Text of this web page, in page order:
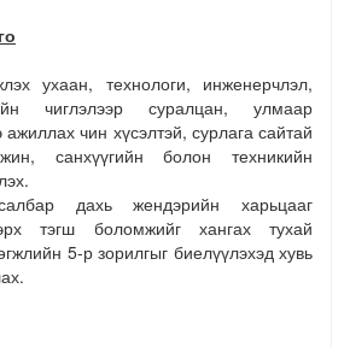
ухаан, технологи, инженерчлэл,
ийн чиглэлээр суралцан, улмаар
ажиллах чин хүсэлтэй, сурлага сайтай
санхүүгийн болон техникийн
дахь жендэрийн харьцааг
тэгш боломжийг хангах тухай
5-р зорилгыг биелүүлэхэд хувь